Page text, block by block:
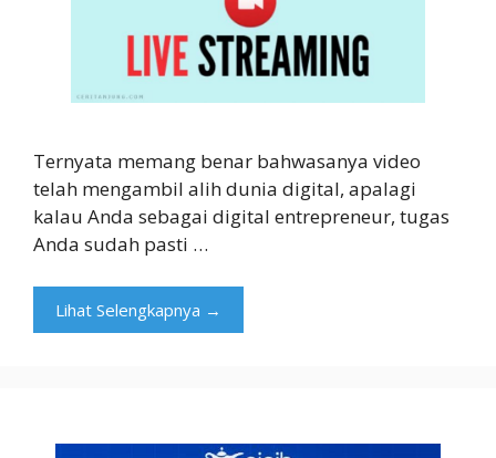
Ternyata memang benar bahwasanya video
telah mengambil alih dunia digital, apalagi
kalau Anda sebagai digital entrepreneur, tugas
Anda sudah pasti …
Lihat Selengkapnya →